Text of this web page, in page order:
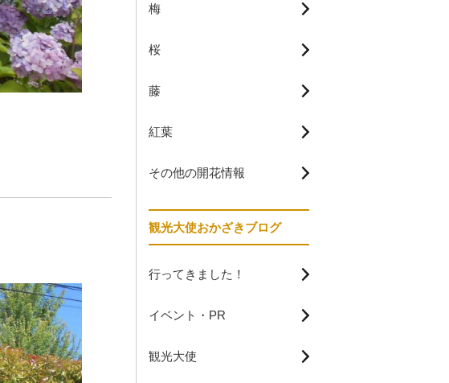
梅
桜
藤
紅葉
その他の開花情報
観光大使おかざきブログ
行ってきました！
イベント・PR
観光大使